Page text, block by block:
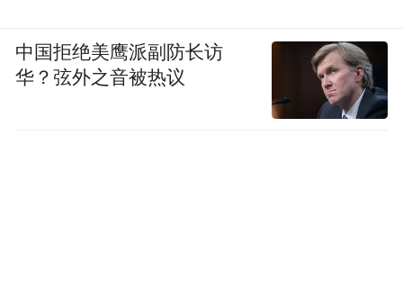
中国拒绝美鹰派副防长访
华？弦外之音被热议